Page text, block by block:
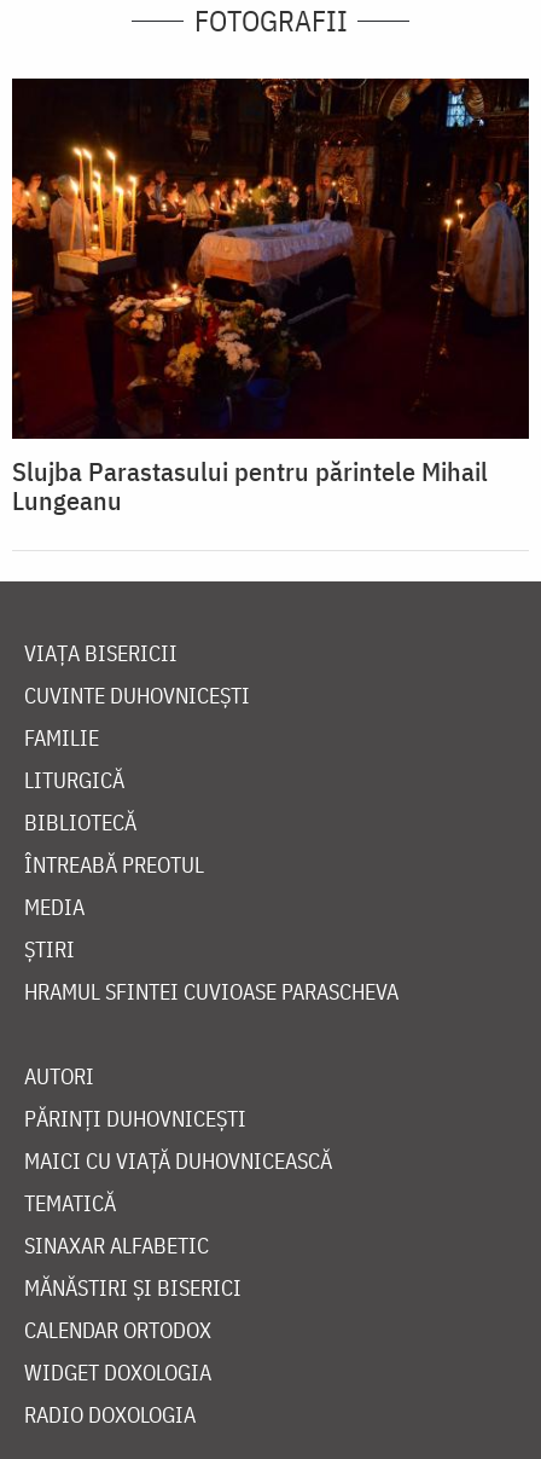
FOTOGRAFII
Slujba Parastasului pentru părintele Mihail
Lungeanu
VIAȚA BISERICII
CUVINTE DUHOVNICEȘTI
FAMILIE
LITURGICĂ
BIBLIOTECĂ
ÎNTREABĂ PREOTUL
MEDIA
ȘTIRI
HRAMUL SFINTEI CUVIOASE PARASCHEVA
AUTORI
PĂRINȚI DUHOVNICEȘTI
MAICI CU VIAȚĂ DUHOVNICEASCĂ
TEMATICĂ
SINAXAR ALFABETIC
MĂNĂSTIRI ȘI BISERICI
CALENDAR ORTODOX
WIDGET DOXOLOGIA
RADIO DOXOLOGIA